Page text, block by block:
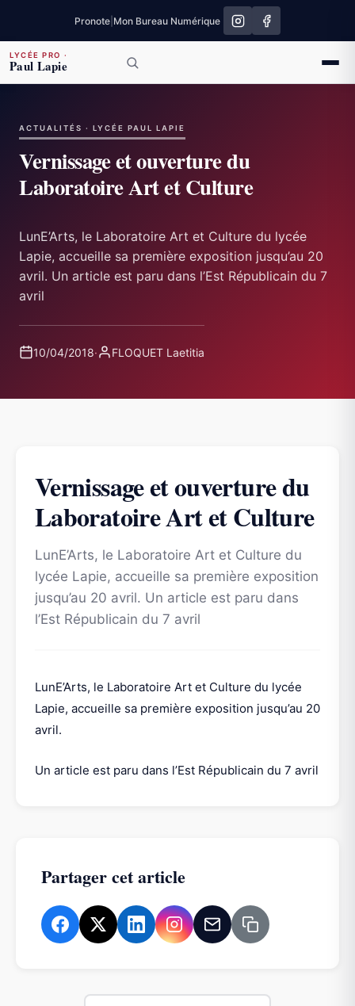
Pronote Mon Bureau Numérique
LYCÉE PRO ·
Paul Lapie
ACTUALITÉS · LYCÉE PAUL LAPIE
Vernissage et ouverture du
Laboratoire Art et Culture
LunE’Arts, le Laboratoire Art et Culture du lycée
Lapie, accueille sa première exposition jusqu’au 20
avril. Un article est paru dans l’Est Républicain du 7
avril
10/04/2018· FLOQUET Laetitia
Vernissage et ouverture du
Laboratoire Art et Culture
LunE’Arts, le Laboratoire Art et Culture du
lycée Lapie, accueille sa première exposition
jusqu’au 20 avril. Un article est paru dans
l’Est Républicain du 7 avril
LunE’Arts, le Laboratoire Art et Culture du lycée
Lapie, accueille sa première exposition jusqu’au 20
avril.
Un article est paru dans l’Est Républicain du 7 avril
Partager cet article